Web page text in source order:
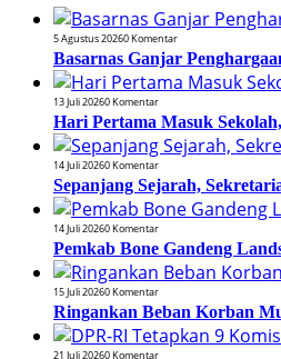
5 Agustus 20260 Komentar
Basarnas Ganjar
13 Juli 20260 Komentar
Hari Pertama Masuk
14 Juli 20260 Komentar
Sepanjang Sejarah,
14 Juli 20260 Komentar
Pemkab Bone Gandeng
15 Juli 20260 Komentar
Ringankan Beban Korban
21 Juli 20260 Komentar